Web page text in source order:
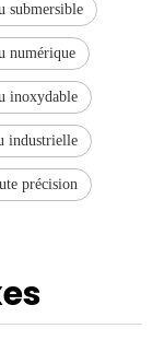
submersible
numérique
inoxydable
industrielle
précision